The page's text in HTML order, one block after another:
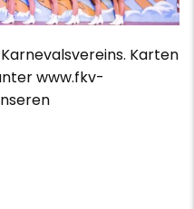
Karten
www.fkv-